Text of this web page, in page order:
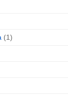
(1)